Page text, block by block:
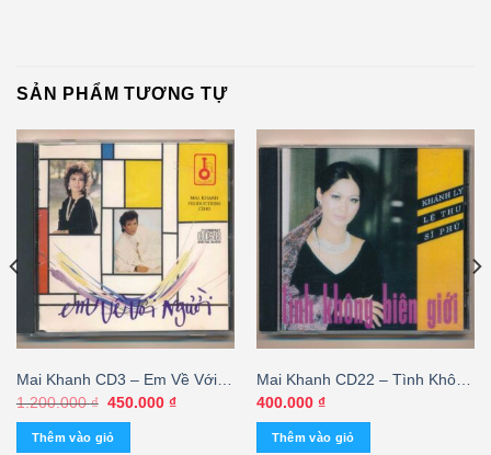
SẢN PHẨM TƯƠNG TỰ
Mai Khanh CD3 – Em Về Với
Người (Taiwan, KHÔNG BÌA
SAU GỐC)
1.200.000₫ Giá
là:
1.200.000 ₫.
450.000 ₫Giá
Thêm vào giỏ
Mai Khanh CD22 – Tình Không
Biên Giới – Khánh Ly – Lệ Thu
– Sĩ Phú (AD/CA) KGTUS
400.000 ₫
Thêm vào giỏ